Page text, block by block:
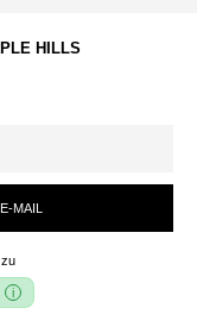
HILLS
MAIL
zu